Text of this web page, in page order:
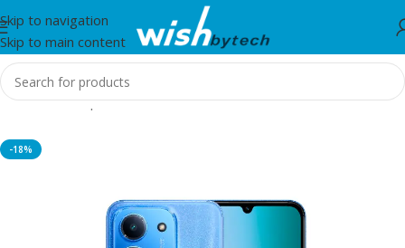
Skip to navigation
Skip to main content
Home/Smartphones
-18%